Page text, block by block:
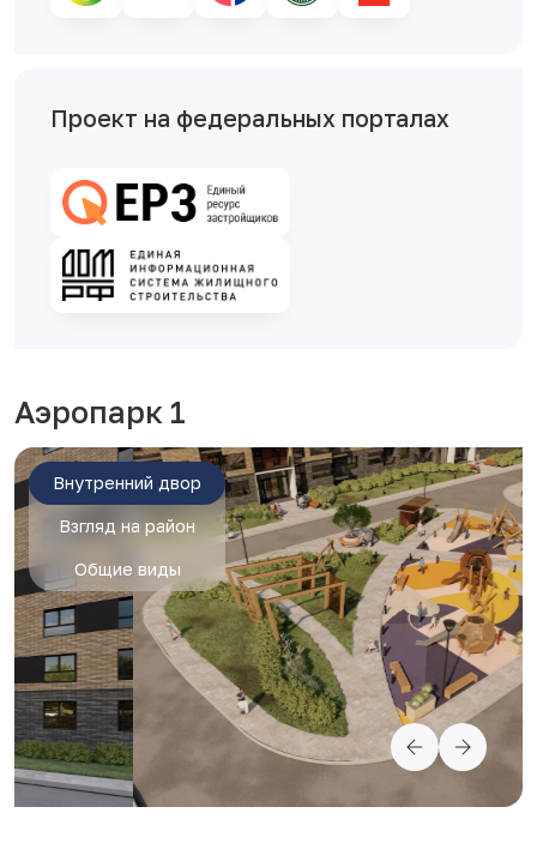
Проект на федеральных порталах
Аэропарк 1
Внутренний двор
Взгляд на район
Общие виды